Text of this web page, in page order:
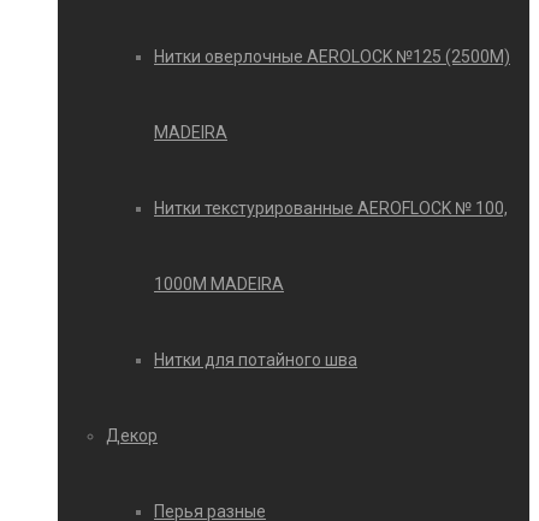
Нитки оверлочные AEROLOCK №125 (2500М)
MADEIRA
Нитки текстурированные AEROFLOCK № 100,
1000М MADEIRA
Нитки для потайного шва
Декор
Перья разные